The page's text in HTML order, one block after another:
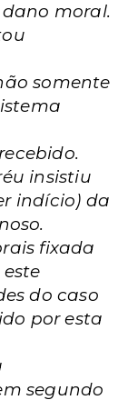
moral.
somente
insistiu
indício) da
fixada
do caso
por esta
segundo